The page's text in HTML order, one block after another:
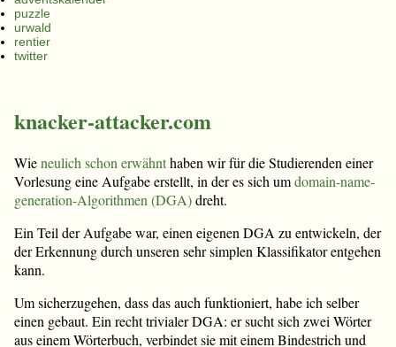
puzzle
urwald
rentier
twitter
knacker-attacker.com
Wieneulich schon erwähnthaben wir für die Studierenden einer
Vorlesung eine Aufgabe erstellt, in der es sich umdomain-name-
generation-Algorithmen (DGA)dreht.
Ein Teil der Aufgabe war, einen eigenen DGA zu entwickeln, der
der Erkennung durch unseren sehr simplen Klassifikator entgehen
kann.
Um sicherzugehen, dass das auch funktioniert, habe ich selber
einen gebaut. Ein recht trivialer DGA: er sucht sich zwei Wörter
aus einem Wörterbuch, verbindet sie mit einem Bindestrich und